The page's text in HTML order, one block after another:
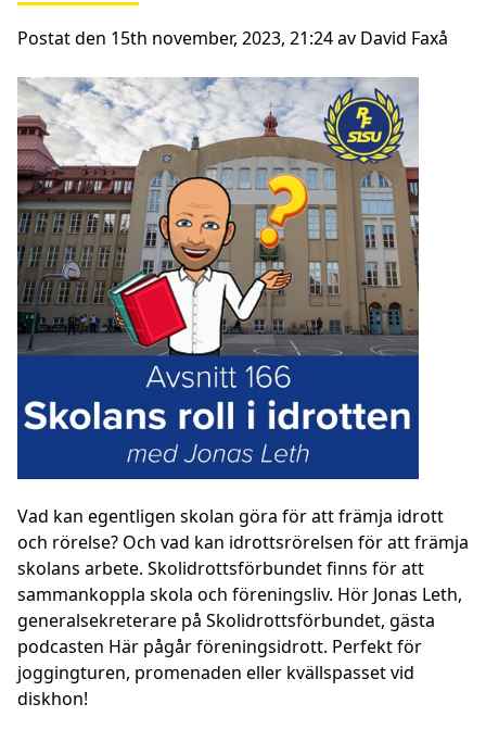
Postat den 15th november, 2023, 21:24 av David Faxå
Vad kan egentligen skolan göra för att främja idrott
och rörelse? Och vad kan idrottsrörelsen för att främja
skolans arbete. Skolidrottsförbundet finns för att
sammankoppla skola och föreningsliv. Hör Jonas Leth,
generalsekreterare på Skolidrottsförbundet, gästa
podcasten Här pågår föreningsidrott. Perfekt för
joggingturen, promenaden eller kvällspasset vid
diskhon!